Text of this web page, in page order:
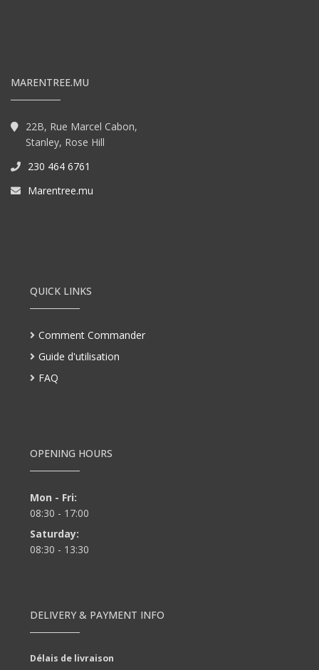
MARENTREE.MU
22B, Rue Marcel Cabon,
Stanley, Rose Hill
230 464 6761
Marentree.mu
QUICK LINKS
Comment Commander
Guide d'utilisation
FAQ
OPENING HOURS
Mon - Fri:
08:30 - 17:00
Saturday:
08:30 - 13:30
DELIVERY & PAYMENT INFO
Délais de livraison